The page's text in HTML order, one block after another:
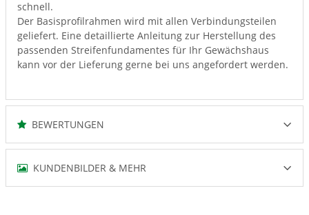
schnell.
Der Basisprofilrahmen wird mit allen Verbindungsteilen
geliefert. Eine detaillierte Anleitung zur Herstellung des
passenden Streifenfundamentes für Ihr Gewächshaus
kann vor der Lieferung gerne bei uns angefordert werden.
BEWERTUNGEN
KUNDENBILDER & MEHR